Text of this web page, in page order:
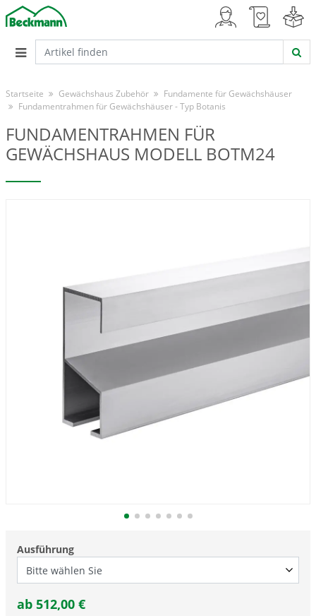
Startseite Gewächshaus Zubehör
Fundamente für Gewächshäuser
Fundamentrahmen für Gewächshäuser - Typ Botanis
FUNDAMENTRAHMEN FÜR
GEWÄCHSHAUS MODELL BOTM24
Ausführung
ab 512,00 €